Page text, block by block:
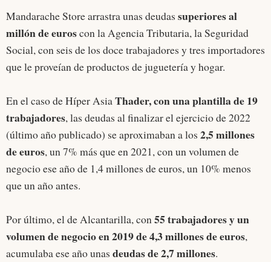
Mandarache Store arrastra unas deudas superiores al
millón de euroscon la Agencia Tributaria, la Seguridad
Social, con seis de los doce trabajadores y tres importadores
que le proveían de productos de juguetería y hogar.
En el caso de Híper AsiaThader, con una plantilla de 19
trabajadores, las deudas al finalizar el ejercicio de 2022
(último año publicado) se aproximaban a los 2,5 millones
de euros, un 7% más que en 2021, con un volumen de
negocio ese año de 1,4 millones de euros, un 10% menos
que un año antes.
Por último, el de Alcantarilla, con55 trabajadores y un
volumen de negocio en 2019 de 4,3 millones de euros,
acumulaba ese año unas deudas de 2,7 millones.